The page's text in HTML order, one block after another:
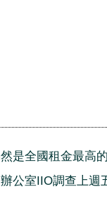
是全國租金最高
公室IIO調查上週